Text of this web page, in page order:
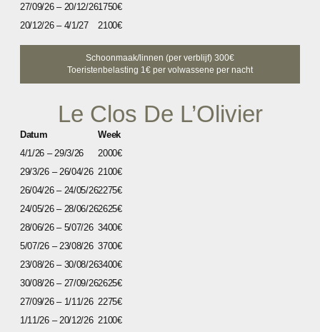
27/09/26 – 20/12/26
20/12/26 – 4/1/27
1750€
2100€
Schoonmaak/linnen (per verblijf) 300€
Toeristenbelasting 1€ per volwassene per nacht
Le Clos De L’Olivier
Datum
4/1/26 – 29/3/26
29/3/26 – 26/04/26
26/04/26 – 24/05/26
24/05/26 – 28/06/26
28/06/26 – 5/07/26
5/07/26 – 23/08/26
23/08/26 – 30/08/26
30/08/26 – 27/09/26
27/09/26 – 1/11/26
1/11/26 – 20/12/26
Week
2000€
2100€
2275€
2625€
3400€
3700€
3400€
2625€
2275€
2100€